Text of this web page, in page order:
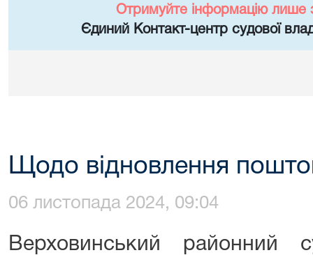
Отримуйте інформацію лише
Єдиний Контакт-центр судової
Щодо відновлення
06 листопада 2024, 09:04
Верховинський районний